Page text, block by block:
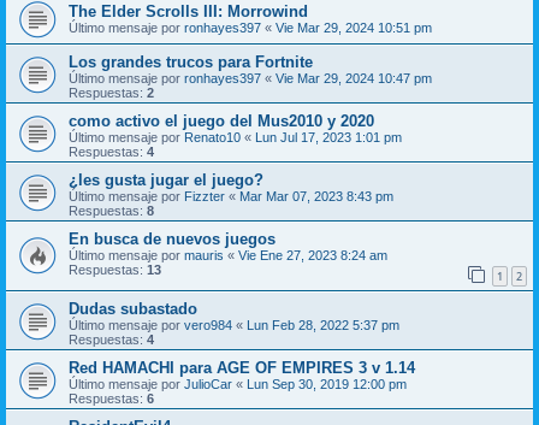
The Elder Scrolls III: Morrowind
Último mensaje por ronhayes397 « Vie Mar 29, 2024 10:51 pm
Los grandes trucos para Fortnite
Último mensaje por ronhayes397 « Vie Mar 29, 2024 10:47 pm
Respuestas: 2
como activo el juego del Mus2010 y 2020
Último mensaje por Renato10 « Lun Jul 17, 2023 1:01 pm
Respuestas: 4
¿les gusta jugar el juego?
Último mensaje por Fizzter « Mar Mar 07, 2023 8:43 pm
Respuestas: 8
En busca de nuevos juegos
Último mensaje por mauris « Vie Ene 27, 2023 8:24 am
Respuestas: 13 1 2
Dudas subastado
Último mensaje por vero984 « Lun Feb 28, 2022 5:37 pm
Respuestas: 4
Red HAMACHI para AGE OF EMPIRES 3 v 1.14
Último mensaje por JulioCar « Lun Sep 30, 2019 12:00 pm
Respuestas: 6